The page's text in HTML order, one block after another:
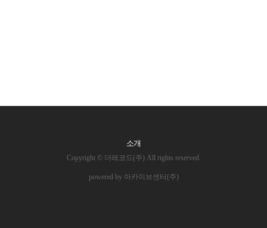
소개
Copyright © 더레코드(주) All rights reserved.
powered by 아카이브센터(주)